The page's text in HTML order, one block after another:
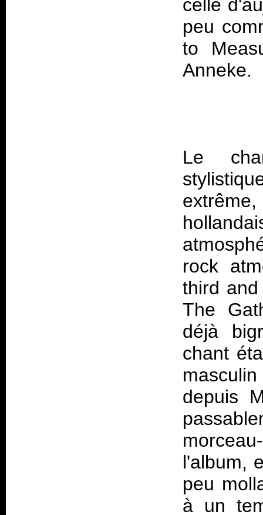
celle
peu
to
Le
rock
third
The
déjà
chant
depuis
l'album,
peu
à un